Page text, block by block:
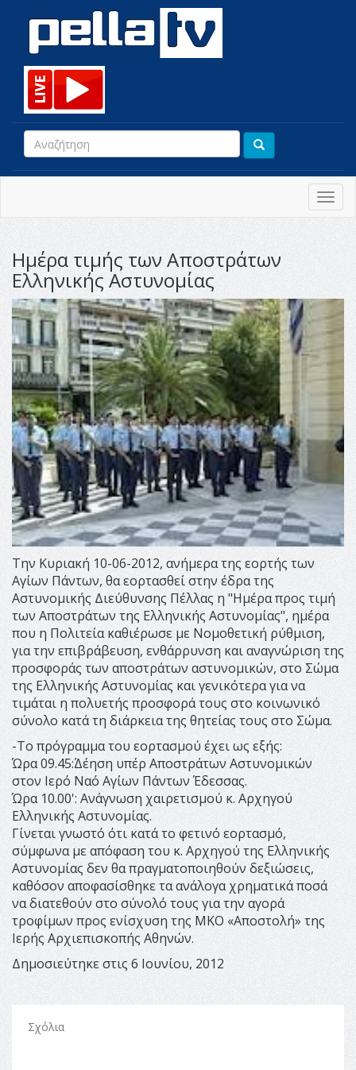
Hμέρα τιμής των Αποστράτων
Ελληνικής Αστυνομίας
Την Κυριακή 10-06-2012, ανήμερα της εορτής των
Αγίων Πάντων, θα εορτασθεί στην έδρα της
Αστυνομικής Διεύθυνσης Πέλλας η "Hμέρα προς τιμή
των Αποστράτων της Ελληνικής Αστυνομίας", ημέρα
που η Πολιτεία καθιέρωσε με Νομοθετική ρύθμιση,
για την επιβράβευση, ενθάρρυνση και αναγνώριση της
προσφοράς των αποστράτων αστυνομικών, στο Σώμα
της Ελληνικής Αστυνομίας και γενικότερα για να
τιμάται η πολυετής προσφορά τους στο κοινωνικό
σύνολο κατά τη διάρκεια της θητείας τους στο Σώμα.
-Το πρόγραμμα του εορτασμού έχει ως εξής:
Ώρα 09.45΄:Δέηση υπέρ Αποστράτων Αστυνομικών
στον Ιερό Ναό Αγίων Πάντων Έδεσσας.
Ώρα 10.00': Ανάγνωση χαιρετισμού κ. Αρχηγού
Ελληνικής Αστυνομίας.
Γίνεται γνωστό ότι κατά το φετινό εορτασμό,
σύμφωνα με απόφαση του κ. Αρχηγού της Ελληνικής
Αστυνομίας δεν θα πραγματοποιηθούν δεξιώσεις,
καθόσον αποφασίσθηκε τα ανάλογα χρηματικά ποσά
να διατεθούν στο σύνολό τους για την αγορά
τροφίμων προς ενίσχυση της ΜΚΟ «Αποστολή» της
Ιερής Αρχιεπισκοπής Αθηνών.
Δημοσιεύτηκε στις 6 Ιουνίου, 2012
Σχόλια